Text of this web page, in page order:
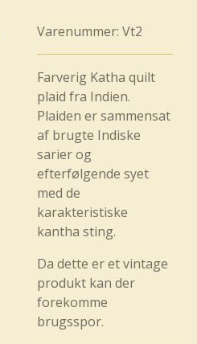
Varenummer: Vt2
Farverig Katha quilt
plaid fra Indien.
Plaiden er sammensat
af brugte Indiske
sarier og
efterfølgende syet
med de
karakteristiske
kantha sting.
Da dette er et vintage
produkt kan der
forekomme
brugsspor.